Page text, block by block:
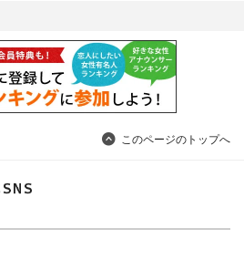
このページのトップへ